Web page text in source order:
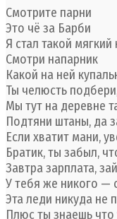
Смотрите парни
Это чё за Барби
Я стал такой
Смотри напарник
Какой на ней
Ты челюсть
Мы тут на деревне
Подтяни штаны, да
Если хватит мани,
Братик, ты забыл,
Завтра зарплата,
У тебя же никого —
Эта леди никуда не
Плюс ты знаешь